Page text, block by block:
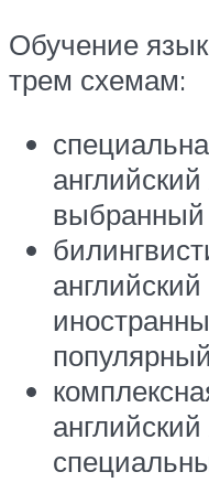
Обучение
трем схемам: